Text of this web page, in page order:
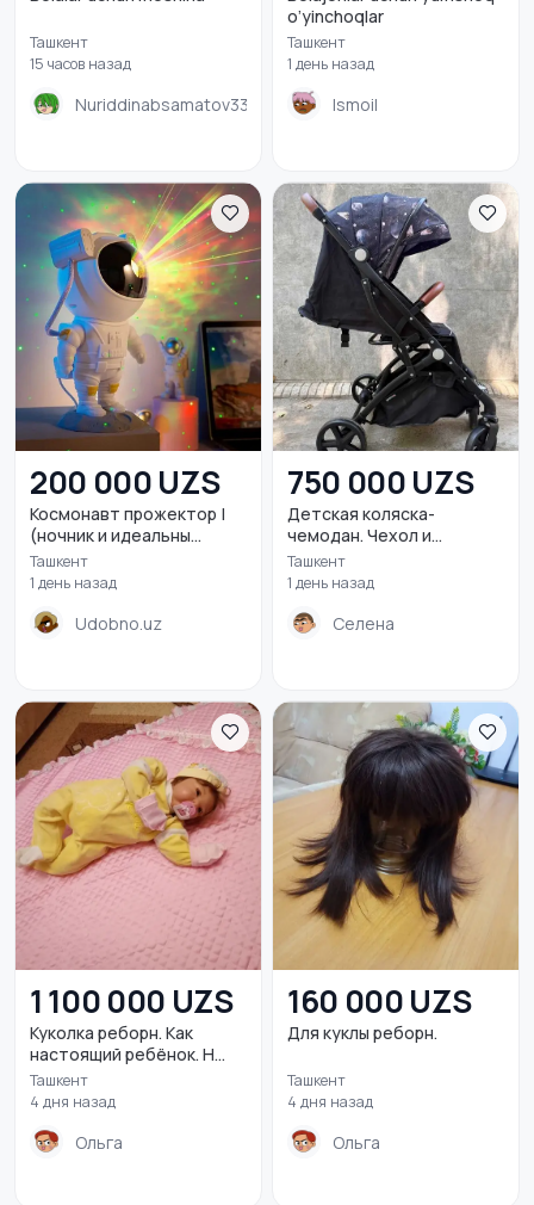
Ташкент
15 часов назад
Nuriddinabsamatov333
o’yinchoqlar
Ташкент
1 день назад
Ismoil
200 000 UZS
Космонавт прожектор |
(ночник и идеальны...
Ташкент
1 день назад
Udobno.uz
750 000 UZS
Детская коляска-
чемодан. Чехол и
накомар...
Ташкент
1 день назад
Селена
1 100 000 UZS
Куколка реборн. Как
настоящий ребёнок. Н...
Ташкент
4 дня назад
Ольга
160 000 UZS
Для куклы реборн.
Ташкент
4 дня назад
Ольга